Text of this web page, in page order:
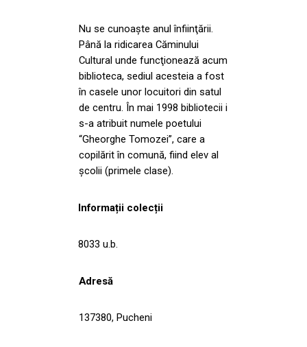
Nu se cunoaşte anul înfiinţării.
Până la ridicarea Căminului
Cultural unde funcţionează acum
biblioteca, sediul acesteia a fost
în casele unor locuitori din satul
de centru. În mai 1998 bibliotecii i
s-a atribuit numele poetului
“Gheorghe Tomozei”, care a
copilărit în comună, fiind elev al
şcolii (primele clase).
Informații colecții
8033 u.b.
Adresă
137380, Pucheni